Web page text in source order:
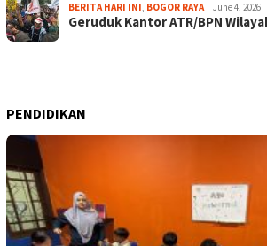
BERITA HARI INI, BOGOR RAYA June 4, 2026
Geruduk Kantor ATR/BPN
PENDIDIKAN